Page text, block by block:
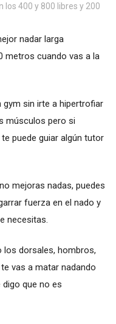
los 400 y 800 libres y 200
nadar larga
metros cuando vas a la
sin irte a hipertrofiar
músculos pero si
puede guiar algún tutor
mejoras nadas, puedes
fuerza en el nado y
necesitas.
los dorsales, hombros,
vas a matar nadando
que no es